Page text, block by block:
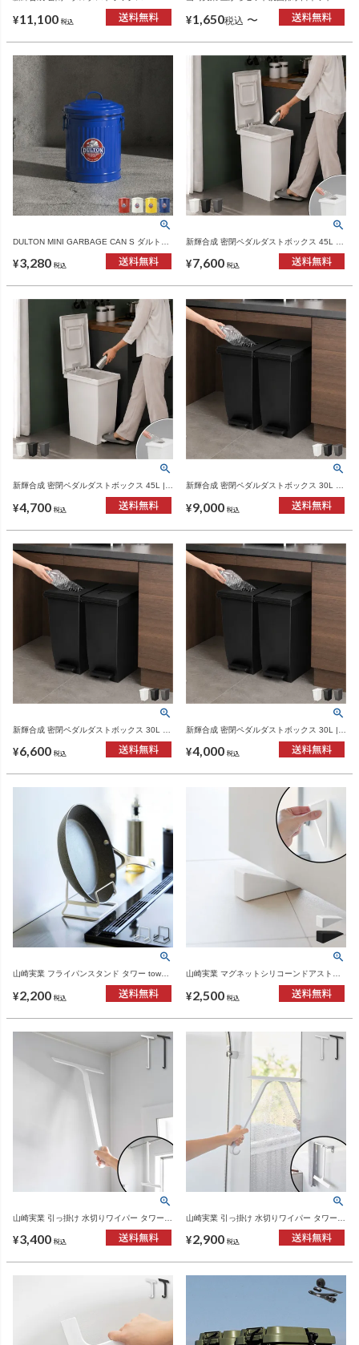
個セット | インテリア雑貨・ゴミ箱
¥11,100 税込
ルダー タワー tower | バスグッズ・タワーシ
リーズ
¥1,650税込 〜
DULTON MINI GARBAGE CAN S ダルトン
ミ箱
¥3,280 税込
新輝合成 密閉ペダルダストボックス 45L 2
¥7,600 税込
新輝合成 密閉ペダルダストボックス 45L |
¥4,700 税込
新輝合成 密閉ペダルダストボックス 30L 3
個セット | インテリア雑貨・ゴミ箱
¥9,000 税込
新輝合成 密閉ペダルダストボックス 30L 2
¥6,600 税込
新輝合成 密閉ペダルダストボックス 30L |
¥4,000 税込
山崎実業 フライパンスタンド タワー tower |
キッチン雑貨・タワーシリーズ
¥2,200 税込
山崎実業 マグネットシリコーンドアストッ
パー タワー tower | インテリア雑貨・タワー
シリーズ
¥2,500 税込
山崎実業 引っ掛け 水切りワイパー タワー L
¥3,400 税込
山崎実業 引っ掛け 水切りワイパー タワー M
¥2,900 税込